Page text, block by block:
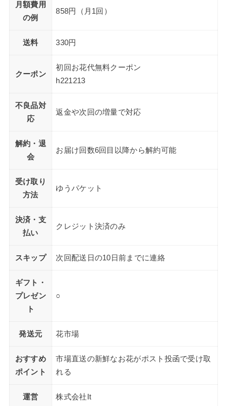
月額費用
の例
858円（月1回）
送料 330円
クーポン
初回お花代無料クーポン
h221213
不良品対
応
返金や次回の増量で対応
解約・退
会
お届け回数6回目以降から解約可能
受け取り
方法
ゆうパケット
決済・支
払い
クレジット決済のみ
スキップ 次回配送日の10日前までに連絡
ギフト・
プレゼン
ト
○
発送元 花市場
おすすめ
ポイント
市場直送の新鮮なお花がポスト投函で受け取
れる
運営 株式会社It